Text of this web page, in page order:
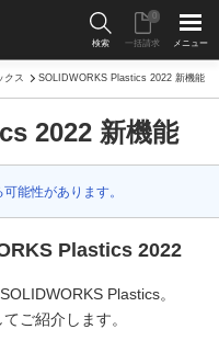
検索 一括請求
0
メニュー
クス SOLIDWORKS Plastics 2022 新機能
2022 新機能
能性があります。
Plastics 2022
Plastics。
ご紹介します。